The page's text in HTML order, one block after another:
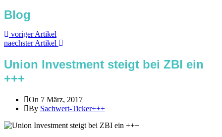
Blog
voriger Artikel
naechster Artikel
Union Investment steigt bei ZBI ein
+++
On 7 März, 2017
By Sachwert-Ticker+++